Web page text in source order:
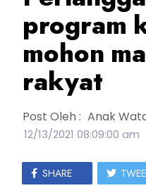
program
mohon
rakyat
Post Oleh : Anak
12/13/2021 08:09:00 am
SHARE